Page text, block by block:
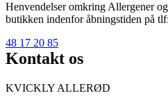
Henvendelser omkring Allergener
butikken indenfor åbningstiden på tlf:
48 17 20 85
Kontakt os
KVICKLY ALLERØD